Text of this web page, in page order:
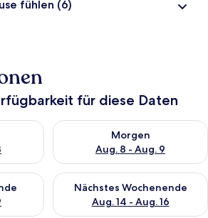
fühlen (6)
für diese Daten
für heute Nacht, Aug. 7 - Aug. 8.
Morgen
Aug. 8 - Aug. 9
Überprüfe die Verfügbarkeit
für dieses Wochenende, Aug. 7
Nächstes Wochenende
Aug. 14 - Aug. 16
Überprüfe die Verfügbarkeit